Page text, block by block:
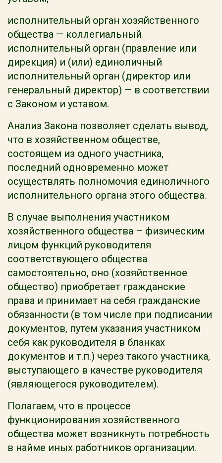
исполнительный орган хозяйственного
общества — коллегиальный
исполнительный орган (правление или
дирекция) и (или) единоличный
исполнительный орган (директор или
генеральный директор) — в соответствии
с Законом и уставом.
Анализ Закона позволяет сделать вывод,
что в хозяйственном обществе,
состоящем из одного участника,
последний одновременно может
осуществлять полномочия единоличного
исполнительного органа этого общества.
В случае выполнения участником
хозяйственного общества – физическим
лицом функций руководителя
соответствующего общества
самостоятельно, оно (хозяйственное
общество) приобретает гражданские
права и принимает на себя гражданские
обязанности (в том числе при подписании
документов, путем указания участником
себя как руководителя в бланках
документов и т.п.) через такого участника,
выступающего в качестве руководителя
(являющегося руководителем).
Полагаем, что в процессе
функционирования хозяйственного
общества может возникнуть потребность
в найме иных работников организации.